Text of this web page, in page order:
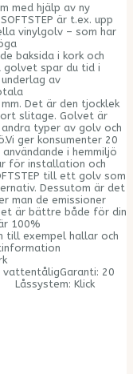
med hjälp av ny
är t.ex. upp
vinylgolv – som har
baksida i kork och
golvet spar du tid i
av
Det är den tjocklek
slitage. Golvet är
typer av golv och
ger konsumenter 20
i hemmiljö
för installation och
till ett golv som
Dessutom är det
man de emissioner
är bättre både för din
100%
exempel hallar och
Kork
20
Klick